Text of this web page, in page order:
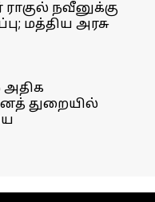
நவீனுக்கு
மத்திய அரசு
துறையில்